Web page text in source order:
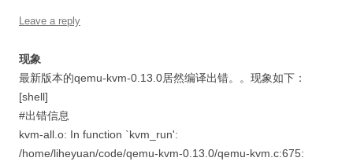
Leave a reply
现象
最新版本的qemu-kvm-0.13.0居然编译出错。。现象如下：
[shell]
#出错信息
kvm-all.o: In function `kvm_run':
/home/liheyuan/code/qemu-kvm-0.13.0/qemu-kvm.c:675: